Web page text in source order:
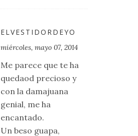
ELVESTIDORDEYO
miércoles, mayo 07, 2014
Me parece que te ha
quedaod precioso y
con la damajuana
genial, me ha
encantado.
Un beso guapa,